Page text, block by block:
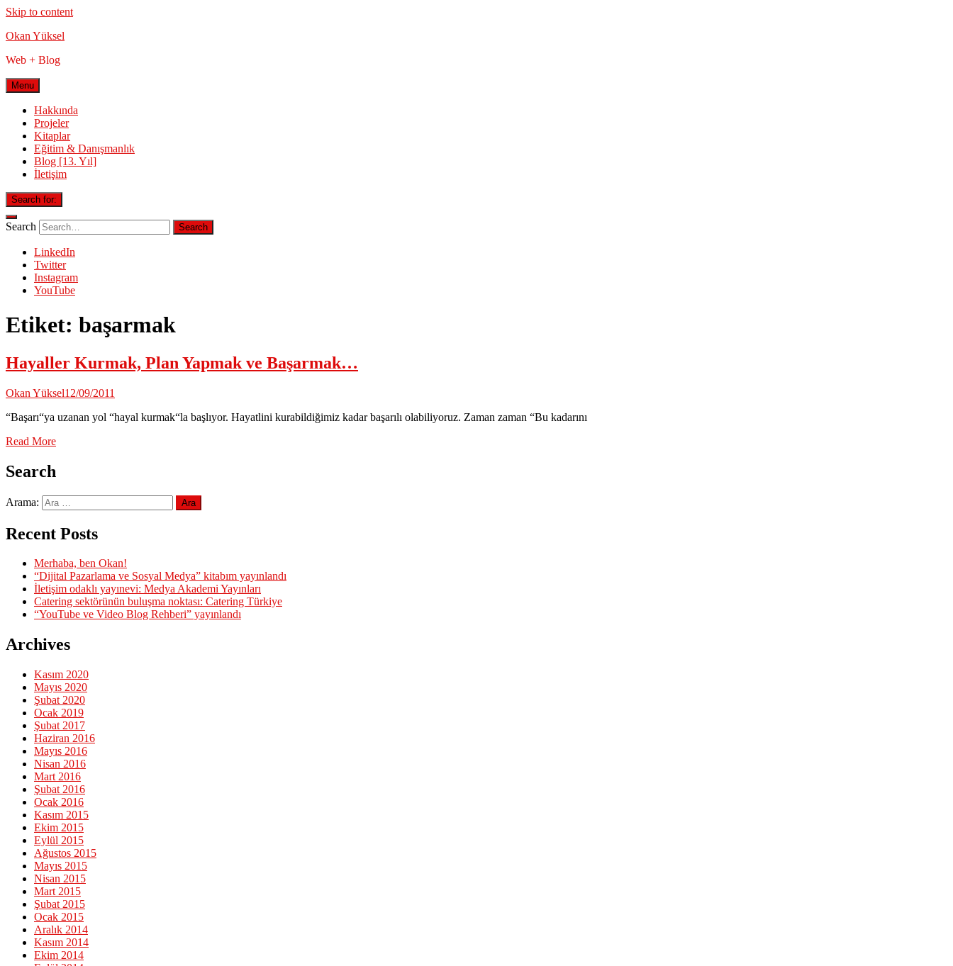
Skip to content
Okan Yüksel
Web + Blog
Menu
Hakkında
Projeler
Kitaplar
Eğitim & Danışmanlık
Blog [13. Yıl]
İletişim
Search for:
Search
LinkedIn
Twitter
Instagram
YouTube
Etiket: başarmak
Hayaller Kurmak, Plan Yapmak ve Başarmak…
Okan Yüksel12/09/2011
“Başarı“ya uzanan yol “hayal kurmak“la başlıyor. Hayatlini kurabildiğimiz kadar başarılı olabiliyoruz. Zaman zaman “Bu kadarını
Read More
Search
Arama:
Recent Posts
Merhaba, ben Okan!
“Dijital Pazarlama ve Sosyal Medya” kitabım yayınlandı
İletişim odaklı yayınevi: Medya Akademi Yayınları
Catering sektörünün buluşma noktası: Catering Türkiye
“YouTube ve Video Blog Rehberi” yayınlandı
Archives
Kasım 2020
Mayıs 2020
Şubat 2020
Ocak 2019
Şubat 2017
Haziran 2016
Mayıs 2016
Nisan 2016
Mart 2016
Şubat 2016
Ocak 2016
Kasım 2015
Ekim 2015
Eylül 2015
Ağustos 2015
Mayıs 2015
Nisan 2015
Mart 2015
Şubat 2015
Ocak 2015
Aralık 2014
Kasım 2014
Ekim 2014